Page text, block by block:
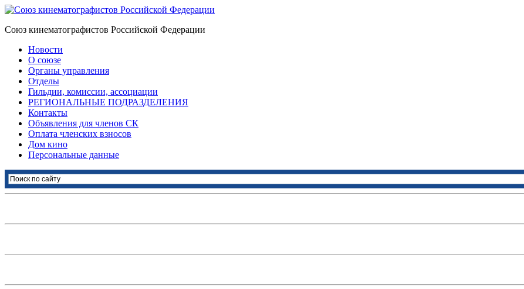
Союз кинематографистов Российской Федерации
Новости
О союзе
Органы управления
Отделы
Гильдии, комиссии, ассоциации
РЕГИОНАЛЬНЫЕ ПОДРАЗДЕЛЕНИЯ
Контакты
Объявления для членов СК
Оплата членских взносов
Дом кино
Персональные данные